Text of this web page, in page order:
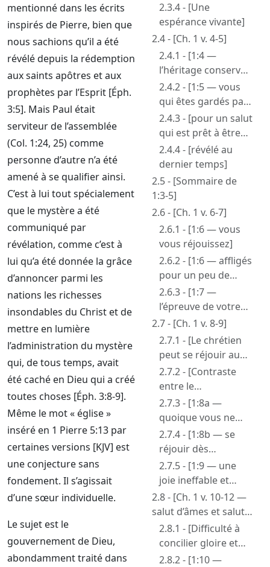
mentionné dans les écrits
inspirés de Pierre, bien que
nous sachions qu’il a été
révélé depuis la rédemption
aux saints apôtres et aux
prophètes par l’Esprit [Éph.
3:5]. Mais Paul était
serviteur de l’assemblée
(Col. 1:24, 25) comme
personne d’autre n’a été
amené à se qualifier ainsi.
C’est à lui tout spécialement
que le mystère a été
communiqué par
révélation, comme c’est à
lui qu’a été donnée la grâce
d’annoncer parmi les
nations les richesses
insondables du Christ et de
mettre en lumière
l’administration du mystère
qui, de tous temps, avait
été caché en Dieu qui a créé
toutes choses [Éph. 3:8-9].
Même le mot « église »
inséré en 1 Pierre 5:13 par
certaines versions [KJV] est
une conjecture sans
fondement. Il s’agissait
d’une sœur individuelle.
Le sujet est le
gouvernement de Dieu,
abondamment traité dans
2.3.4 - [Une
espérance vivante]
2.4 - [Ch. 1 v. 4-5]
2.4.1 - [1:4 —
l’héritage conservé
dans les cieux]
2.4.2 - [1:5 — vous
qui êtes gardés par
la puissance de Dieu
— par la foi]
2.4.3 - [pour un salut
qui est prêt à être
révélé]
2.4.4 - [révélé au
dernier temps]
2.5 - [Sommaire de
1:3-5]
2.6 - [Ch. 1 v. 6-7]
2.6.1 - [1:6 — vous
vous réjouissez]
2.6.2 - [1:6 — affligés
pour un peu de
temps]
2.6.3 - [1:7 —
l’épreuve de votre
foi bien plus
précieuse que celle
de l’or qui périt]
2.7 - [Ch. 1 v. 8-9]
2.7.1 - [Le chrétien
peut se réjouir au
milieu d’épreuves
sévères]
2.7.2 - [Contraste
entre le
christianisme et les
autres
dispensations]
2.7.3 - [1:8a —
quoique vous ne
l’ayez pas vu, vous
aimez]
2.7.4 - [1:8b — se
réjouir dès
maintenant - d’une
joie ineffable et
glorieuse]
2.7.5 - [1:9 — une
joie ineffable et
glorieuse, un salut
d’âmes]
2.8 - [Ch. 1 v. 10-12 —
salut d’âmes et salut
selon les prophètes
de l’Ancien
Testament]
2.8.1 - [Difficulté à
concilier gloire et
souffrances]
2.8.2 - [1:10 —